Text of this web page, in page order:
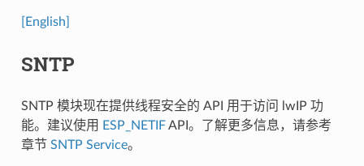
[English]
SNTP
SNTP 模块现在提供线程安全的 API 用于访问 lwIP 功
能。建议使用
ESP_NETIFAPI。了解更多信息，请参考
章节 SNTP Service。